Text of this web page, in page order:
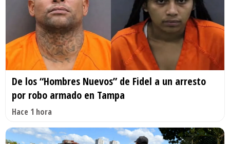
De los “Hombres Nuevos” de Fidel a un arresto
por robo armado en Tampa
Hace 1 hora